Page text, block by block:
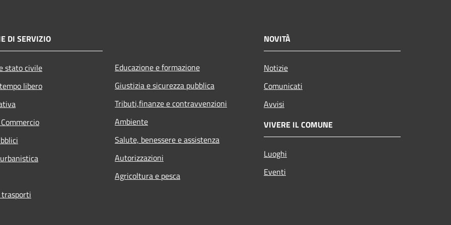
DI SERVIZIO
stato civile
libero
Educazione e formazione
Giustizia e sicurezza pubblica
Tributi,finanze e contravvenzioni
Ambiente
Salute, benessere e assistenza
Autorizzazioni
Agricoltura e pesca
NOVITÀ
Notizie
Comunicati
Avvisi
VIVERE IL COMUNE
Luoghi
Eventi